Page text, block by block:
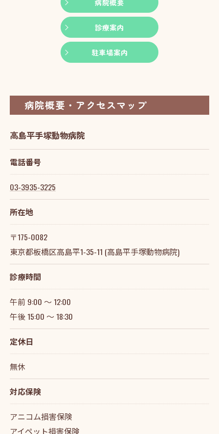
病院概要
診療案内
駐車場案内
病院概要・アクセスマップ
高島平手塚動物病院
電話番号
03-3935-3225
所在地
〒175-0082
東京都板橋区高島平1-35-11 (高島平手塚動物病院)
診療時間
午前 9:00 ～ 12:00
午後 15:00 ～ 18:30
定休日
無休
対応保険
アニコム損害保険
アイペット損害保険